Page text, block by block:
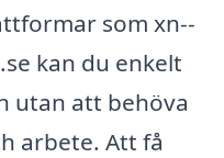
som xn--
kan du enkelt
utan att behöva
arbete. Att få